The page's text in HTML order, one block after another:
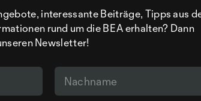
interessante Beiträge, Tipps aus
rund um die BEA erhalten? Dann
Newsletter!